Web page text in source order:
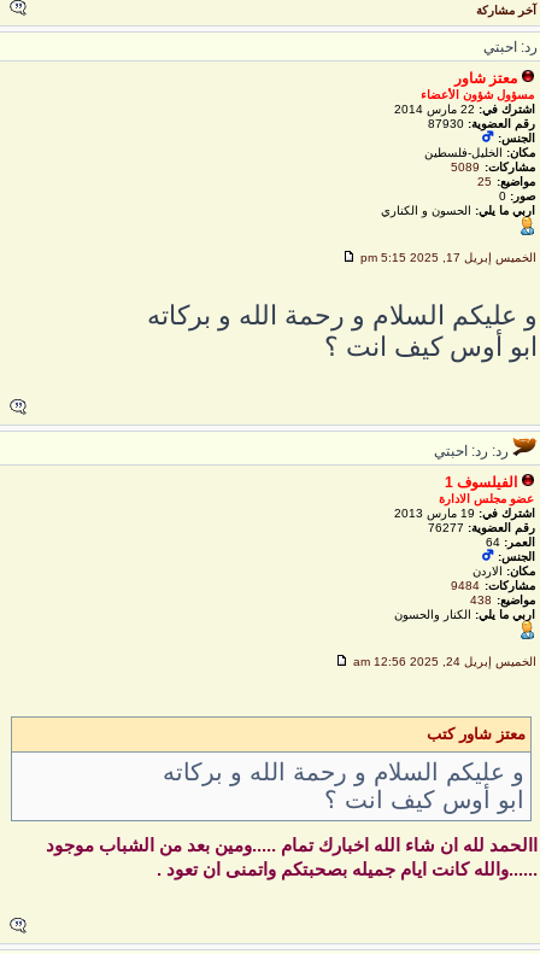
آخر مشاركة
احبتي
معتز شاور
مسؤول شؤون الأعضاء
اشترك في:22 مارس 2014
رقم العضوية:87930
الجنس:
مكان:الخليل-فلسطين
مشاركات:
5089
مواضيع:
25
صور: 0
اربي ما يلي:الحسون و الكناري
الخميس إبريل 17, 2025 5:15 pm
عليكم السلام و رحمة الله و بركاته
أوس كيف انت ؟
رد: رد: احبتي
الفيلسوف 1
عضو مجلس الادارة
اشترك في:19 مارس 2013
رقم العضوية:76277
العمر: 64
الجنس:
مكان:الاردن
مشاركات:
9484
مواضيع:
438
اربي ما يلي:الكنار والحسون
الخميس إبريل 24, 2025 12:56 am
معتز شاور كتب
و عليكم السلام و رحمة الله و بركاته
ابو أوس كيف انت ؟
لله ان شاء الله اخبارك تمام .....ومين بعد من الشباب موجود
كانت ايام جميله بصحبتكم واتمنى ان تعود .